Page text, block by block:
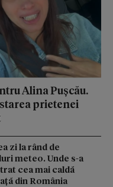
Alina Pușcău.
prietenei
zi la rând de
meteo. Unde s-a
cea mai caldă
din România